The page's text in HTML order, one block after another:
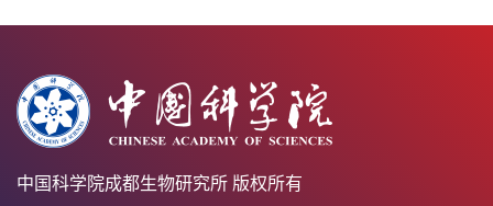
中国科学院成都生物研究所 版权所有